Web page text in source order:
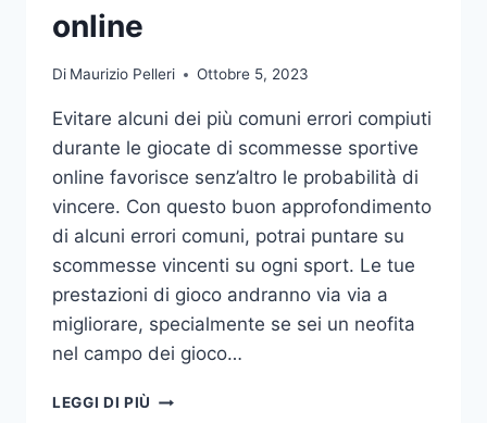
online
Di Maurizio Pelleri Ottobre 5, 2023
Evitare alcuni dei più comuni errori compiuti
durante le giocate di scommesse sportive
online favorisce senz’altro le probabilità di
vincere. Con questo buon approfondimento
di alcuni errori comuni, potrai puntare su
scommesse vincenti su ogni sport. Le tue
prestazioni di gioco andranno via via a
migliorare, specialmente se sei un neofita
nel campo dei gioco…
LEGGI DI PIÙ GLI